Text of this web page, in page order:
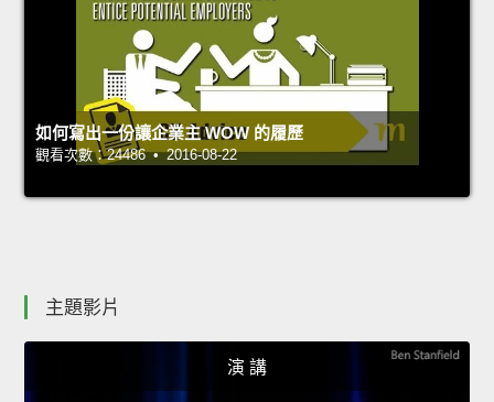
如何寫出一份讓企業主 WOW 的履歷
觀看次數：24486 • 2016-08-22
主題影片
演 講